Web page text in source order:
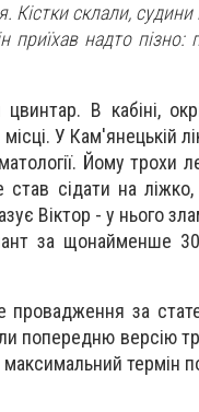
Кістки склали,
надто пізно:
В кабіні,
У Кам'янецькій
Йому трохи
сідати на ліжко,
Віктор - у нього
за щонайменше
провадження за
попередню версію
термін